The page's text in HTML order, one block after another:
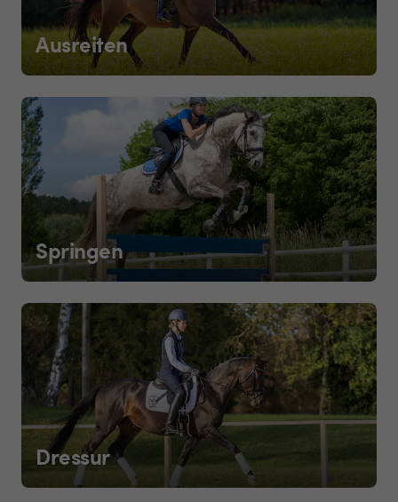
Ausreiten
Springen
Dressur